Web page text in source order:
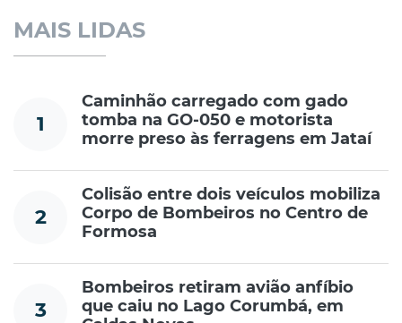
MAIS LIDAS
1
Caminhão carregado com gado
tomba na GO-050 e motorista
morre preso às ferragens em Jataí
2
Colisão entre dois veículos mobiliza
Corpo de Bombeiros no Centro de
Formosa
3
Bombeiros retiram avião anfíbio
que caiu no Lago Corumbá, em